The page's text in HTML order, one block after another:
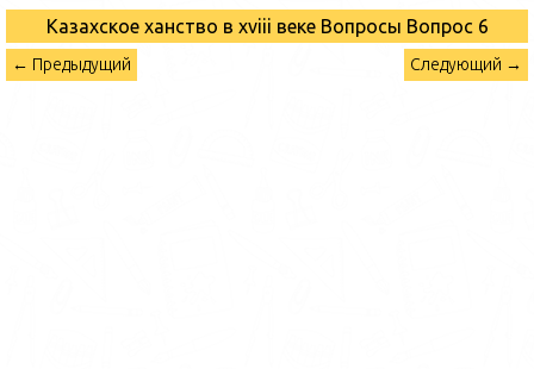
Казахское ханство в хviii веке Вопросы Вопрос 6
← Предыдущий Следующий →